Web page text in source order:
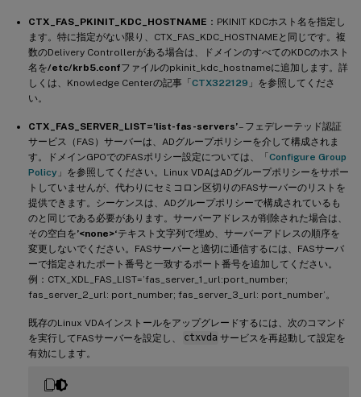
CTX_FAS_PKINIT_KDC_HOSTNAME ：PKINIT KDCホスト名を指定し
ます。特に指定がない限り、CTX_FAS_KDC_HOSTNAMEと同じです。複
数のDelivery Controllerがある場合は、ドメインのすべてのKDCのホスト
名を/etc/krb5.confファイルのpkinit_kdc_hostnameに追加します。詳
しくは、Knowledge Centerの記事「CTX322129 」を参照してくださ
い。
CTX_FAS_SERVER_LIST=’list-fas-servers’– フェデレーテッド認証
サービス（FAS）サーバーは、ADグループポリシーを介して構成されま
す。ドメインGPOでのFASポリシー設定については、「Configure Group
Policy 」を参照してください。Linux VDAはADグループポリシーをサポー
トしていませんが、代わりにセミコロン区切りのFASサーバーのリストを
提供できます。シーケンスは、ADグループポリシーで構成されているも
のと同じである必要があります。サーバーアドレスが削除された場合は、
その空白を’<none>‘テキスト文字列で埋め、サーバーアドレスの順序を
変更しないでください。FASサーバーと適切に通信するには、FASサーバ
ーで指定されたポート番号と一致するポート番号を追加してください。
例：CTX_XDL_FAS_LIST=’fas_server_1_url:port_number;
fas_server_2_url: port_number; fas_server_3_url: port_number’。
既存のLinux VDAインストールをアップグレードするには、次のコマンド
を実行してFASサーバーを設定し、
ctxvda サービスを再起動して設定を
有効にします。